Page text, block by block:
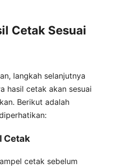
Cetak Sesuai
langkah selanjutnya
hasil cetak akan sesuai
Berikut adalah
Cetak
cetak sebelum